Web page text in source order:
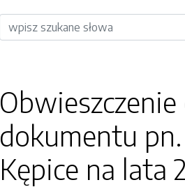
Wyszukiwarka
dokumentu
Kępice na lata